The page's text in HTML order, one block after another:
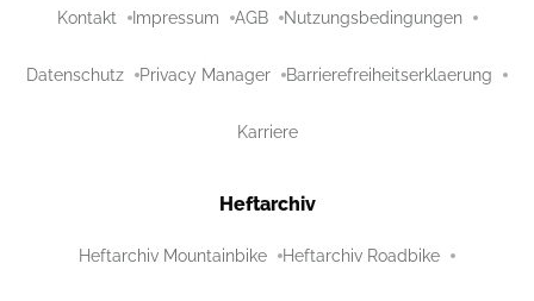
Kontakt Impressum AGB Nutzungsbedingungen
Datenschutz Privacy Manager Barrierefreiheitserklaerung
Karriere
Heftarchiv
Heftarchiv Mountainbike Heftarchiv Roadbike